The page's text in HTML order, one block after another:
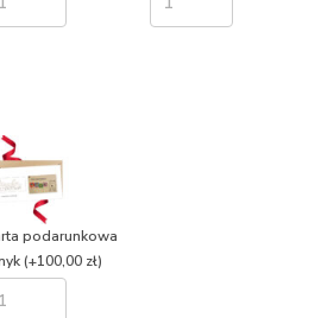
podarunkowa
(+100,00 zł)